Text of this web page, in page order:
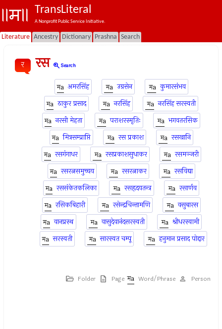
TransLiteral
A Nonprofit Public Service Initiative.
Literature Ancestry Dictionary Prashna Search
र रस zoom_inSearch
अमरसिंह उग्रसेन
कुमारसंभव
ठाकुर प्रसाद
नरसिंह
नरसिंह सरस्वती
नरसी मेहता
पराशरस्मृतिः
भगवतरसिक
मित्रसम्‍प्राप्ति
रस प्रकाश
रसखानि
रसगंगाधर
रसप्रकाशसुधाकर
रसमञ्जरी
रसरत्नसमुच्चय
रसरत्नाकर
रसविद्या
रससंकेतकलिका
रसहृदयतन्त्र
रसार्णव
रसिकबिहारी
रसेन्द्रचिन्तामणि
वसुबारस
वानप्रस्थ
वासुदेवानंदसरस्वती
श्रीधरस्वामी
सरस्वती
सारस्वत चम्पू हनुमान प्रसाद पोद्दार
Folder Page Word/Phrase Person